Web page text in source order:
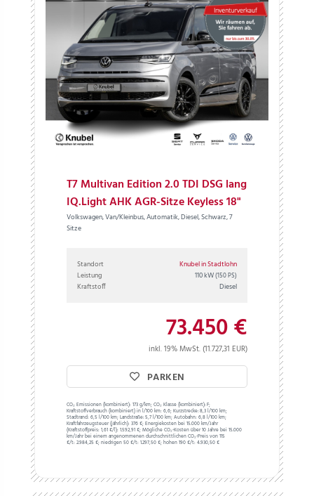
T7 Multivan Edition 2.0 TDI DSG lang
IQ.Light AHK AGR-Sitze Keyless 18"
Volkswagen, Van/Kleinbus, Automatik, Diesel, Schwarz, 7
Sitze
Standort
Knubel in Stadtlohn
Leistung
110 kW(150 PS)
Kraftstoff Diesel
73.450 €
inkl. 19% MwSt. (11.727,31 EUR)
PARKEN
CO₂ Emissionen (kombiniert): 173 g/km;CO₂ Klasse (kombiniert): F;
Kraftstoffverbrauch (kombiniert) in l/100 km: 6,6;Kurzstrecke: 8,3 l/100 km;
Stadtrand: 6,5 l/100 km;Landstraße: 5,7 l/100 km;Autobahn: 6,8 l/100 km;
Kraftfahrzeugsteuer (jährlich): 376 €;Energiekosten bei 15.000 km/Jahr
(Kraftstoffpreis: 1,61€/l): 1.592,91 €;Mögliche CO₂-Kosten über 10 Jahre bei 15.000
km/Jahr bei einem angenommenen durchschnittlichen CO₂-Preis von 115
€/t: 2.984,25 €; niedrigen 50 €/t: 1.297,50 €; hohen 190 €/t: 4.930,50 €